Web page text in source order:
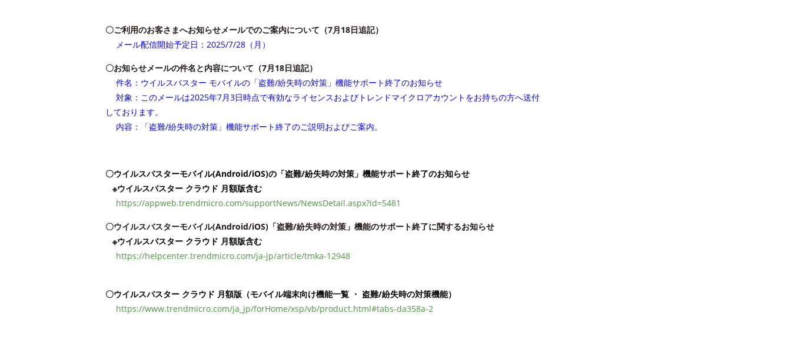
〇ご利用のお客さまへお知らせメールでのご案内について（7月18日追記）
メール配信開始予定日：2025/7/28（月）
〇お知らせメールの件名と内容について（7月18日追記）
件名：ウイルスバスター モバイルの「盗難/紛失時の対策」機能サポート終了のお知らせ
対象：このメールは2025年7月3日時点で有効なライセンスおよびトレンドマイクロアカウントをお持ちの方へ送付
しております。
内容：「盗難/紛失時の対策」機能サポート終了のご説明およびご案内。
〇ウイルスバスターモバイル(Android/iOS)の「盗難/紛失時の対策」機能サポート終了のお知らせ
※ウイルスバスター クラウド 月額版含む
https://appweb.trendmicro.com/supportNews/NewsDetail.aspx?id=5481
〇ウイルスバスターモバイル(Android/iOS)「盗難/紛失時の対策」機能のサポート終了に関するお知らせ
※ウイルスバスター クラウド 月額版含む
https://helpcenter.trendmicro.com/ja-jp/article/tmka-12948
〇ウイルスバスター クラウド 月額版（モバイル端末向け機能一覧 ・ 盗難/紛失時の対策機能）
https://www.trendmicro.com/ja_jp/forHome/xsp/vb/product.html#tabs-da358a-2